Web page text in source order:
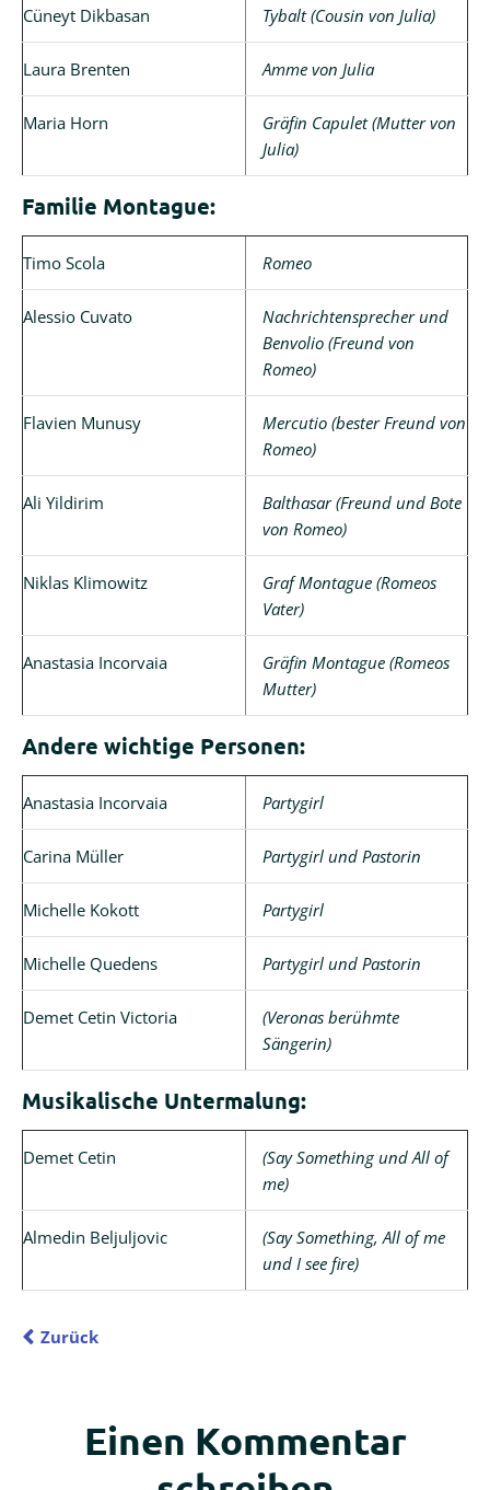
Cüneyt Dikbasan Tybalt (Cousin von Julia)
Laura Brenten Amme von Julia
Maria Horn
Gräfin Capulet (Mutter von
Julia)
Familie Montague:
Timo Scola Romeo
Alessio Cuvato
Nachrichtensprecher und
Benvolio (Freund von
Romeo)
Flavien Munusy
Mercutio (bester Freund von
Romeo)
Ali Yildirim
Balthasar (Freund und Bote
von Romeo)
Niklas Klimowitz
Graf Montague (Romeos
Vater)
Anastasia Incorvaia
Gräfin Montague (Romeos
Mutter)
Andere wichtige Personen:
Anastasia Incorvaia Partygirl
Carina Müller Partygirl und Pastorin
Michelle Kokott Partygirl
Michelle Quedens Partygirl und Pastorin
Demet Cetin Victoria
(Veronas berühmte
Sängerin)
Musikalische Untermalung:
Demet Cetin
(Say Something und All of
me)
Almedin Beljuljovic
(Say Something, All of me
und I see fire)
Zurück
Einen Kommentar